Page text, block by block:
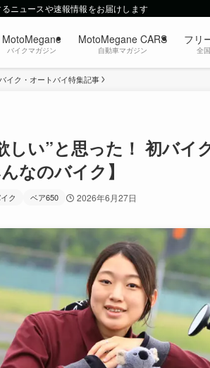
ニュースや速報情報をお届けします
MotoMegane
バイクマガジン
MotoMegane CARS
自動車マガジン
フリ
全
バイク・オートバイ特集記事
しい”と思った！ 初バイ
なのバイク】
ク ベア650 2026年6月27日